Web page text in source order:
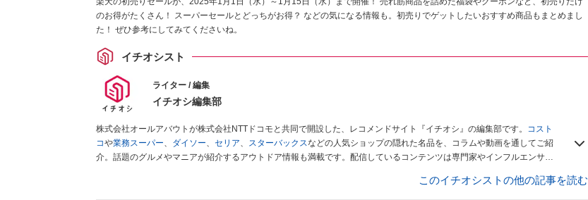
のお得がたくさん！ スーパーセールとどっちがお得？ などの気になる情報も。初売りでゲットしたいおすすめ商品もまとめまし
た！ ぜひ参考にしてみてくださいね。
イチオシスト
ライター / 編集
イチオシ編集部
株式会社オールアバウトが株式会社NTTドコモと共同で開設した、レコメンドサイト『イチオシ』の編集部です。
コスト
コや業務スーパー、 ダイソー、 セリア、 スターバックスなどの人気ショップの隠れた名品を、コラムや動画を通してご紹
介。話題のグルメやマニアが紹介するアウトドア情報も満載です。配信しているコンテンツは専門家やインフルエンサー
このイチオシストの他の記事を読む